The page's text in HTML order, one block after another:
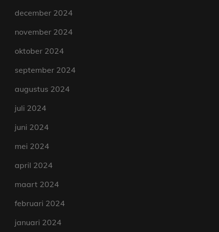
december 2024
november 2024
oktober 2024
september 2024
augustus 2024
juli 2024
juni 2024
mei 2024
april 2024
maart 2024
februari 2024
januari 2024